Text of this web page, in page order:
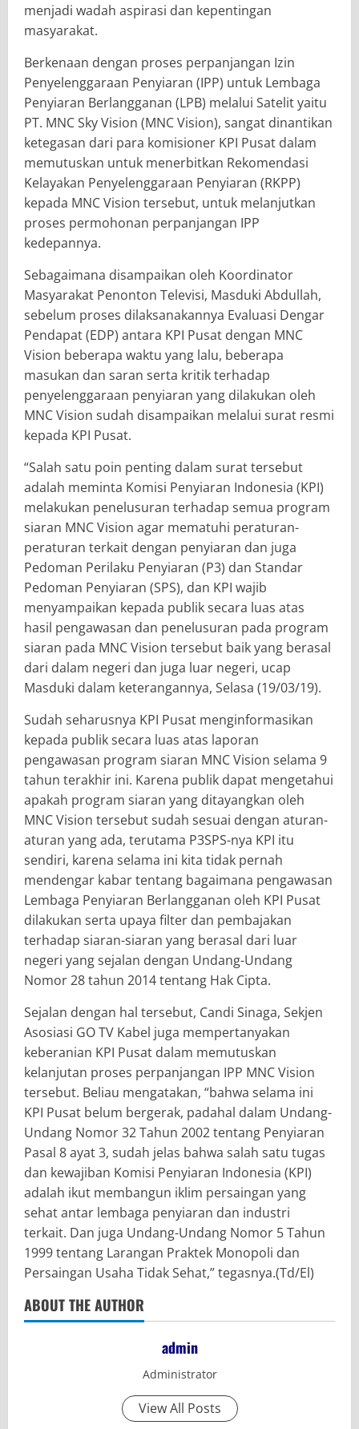
menjadi wadah aspirasi dan kepentingan
masyarakat.
Berkenaan dengan proses perpanjangan Izin
Penyelenggaraan Penyiaran (IPP) untuk Lembaga
Penyiaran Berlangganan (LPB) melalui Satelit yaitu
PT. MNC Sky Vision (MNC Vision), sangat dinantikan
ketegasan dari para komisioner KPI Pusat dalam
memutuskan untuk menerbitkan Rekomendasi
Kelayakan Penyelenggaraan Penyiaran (RKPP)
kepada MNC Vision tersebut, untuk melanjutkan
proses permohonan perpanjangan IPP
kedepannya.
Sebagaimana disampaikan oleh Koordinator
Masyarakat Penonton Televisi, Masduki Abdullah,
sebelum proses dilaksanakannya Evaluasi Dengar
Pendapat (EDP) antara KPI Pusat dengan MNC
Vision beberapa waktu yang lalu, beberapa
masukan dan saran serta kritik terhadap
penyelenggaraan penyiaran yang dilakukan oleh
MNC Vision sudah disampaikan melalui surat resmi
kepada KPI Pusat.
“Salah satu poin penting dalam surat tersebut
adalah meminta Komisi Penyiaran Indonesia (KPI)
melakukan penelusuran terhadap semua program
siaran MNC Vision agar mematuhi peraturan-
peraturan terkait dengan penyiaran dan juga
Pedoman Perilaku Penyiaran (P3) dan Standar
Pedoman Penyiaran (SPS), dan KPI wajib
menyampaikan kepada publik secara luas atas
hasil pengawasan dan penelusuran pada program
siaran pada MNC Vision tersebut baik yang berasal
dari dalam negeri dan juga luar negeri, ucap
Masduki dalam keterangannya, Selasa (19/03/19).
Sudah seharusnya KPI Pusat menginformasikan
kepada publik secara luas atas laporan
pengawasan program siaran MNC Vision selama 9
tahun terakhir ini. Karena publik dapat mengetahui
apakah program siaran yang ditayangkan oleh
MNC Vision tersebut sudah sesuai dengan aturan-
aturan yang ada, terutama P3SPS-nya KPI itu
sendiri, karena selama ini kita tidak pernah
mendengar kabar tentang bagaimana pengawasan
Lembaga Penyiaran Berlangganan oleh KPI Pusat
dilakukan serta upaya filter dan pembajakan
terhadap siaran-siaran yang berasal dari luar
negeri yang sejalan dengan Undang-Undang
Nomor 28 tahun 2014 tentang Hak Cipta.
Sejalan dengan hal tersebut, Candi Sinaga, Sekjen
Asosiasi GO TV Kabel juga mempertanyakan
keberanian KPI Pusat dalam memutuskan
kelanjutan proses perpanjangan IPP MNC Vision
tersebut. Beliau mengatakan, “bahwa selama ini
KPI Pusat belum bergerak, padahal dalam Undang-
Undang Nomor 32 Tahun 2002 tentang Penyiaran
Pasal 8 ayat 3, sudah jelas bahwa salah satu tugas
dan kewajiban Komisi Penyiaran Indonesia (KPI)
adalah ikut membangun iklim persaingan yang
sehat antar lembaga penyiaran dan industri
terkait. Dan juga Undang-Undang Nomor 5 Tahun
1999 tentang Larangan Praktek Monopoli dan
Persaingan Usaha Tidak Sehat,” tegasnya.(Td/El)
ABOUT THE AUTHOR
admin
Administrator
View All Posts